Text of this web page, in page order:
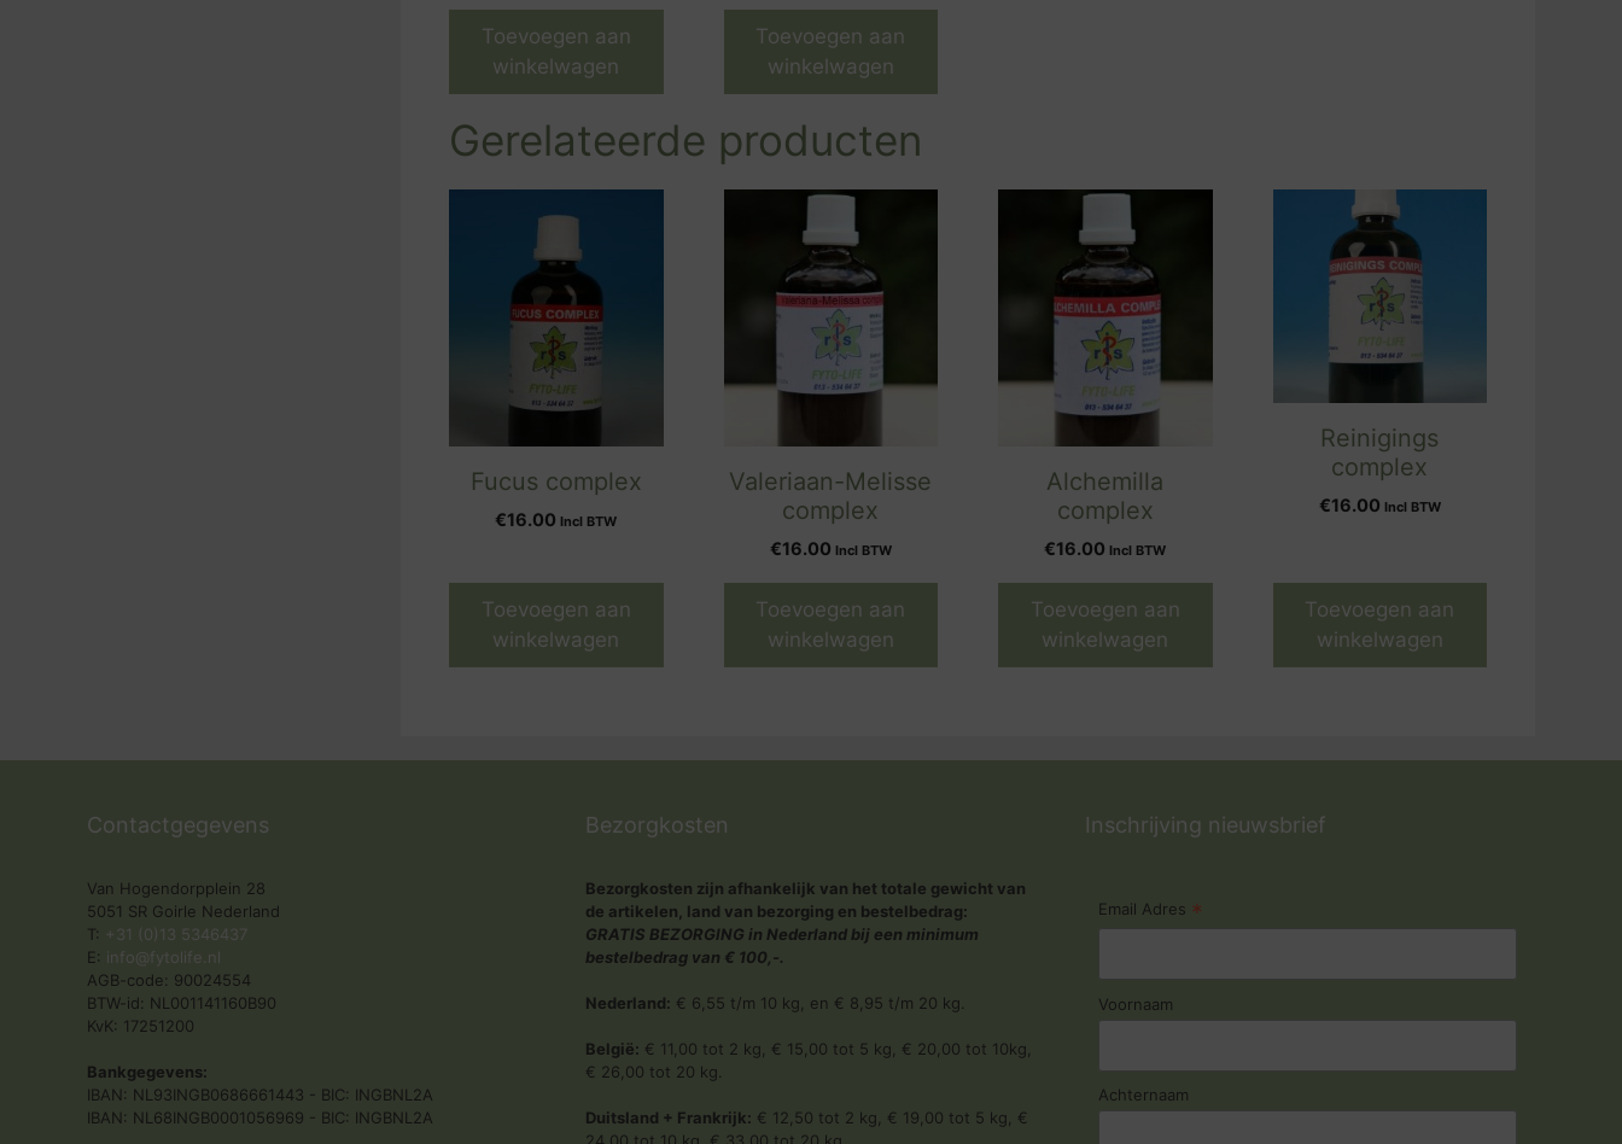
Toevoegen aan
winkelwagen
Toevoegen aan
winkelwagen
Gerelateerde producten
Fucus complex
€16.00 Incl BTW
Toevoegen aan
winkelwagen
Valeriaan-Melisse
complex
€16.00 Incl BTW
Toevoegen aan
winkelwagen
Alchemilla
complex
€16.00 Incl BTW
Toevoegen aan
winkelwagen
Reinigings
complex
€16.00 Incl BTW
Toevoegen aan
winkelwagen
Contactgegevens
Van Hogendorpplein 28
5051 SR Goirle Nederland
T: +31 (0)13 5346437
E: info@fytolife.nl
AGB-code: 90024554
BTW-id: NL001141160B90
KvK: 17251200
Bankgegevens:
IBAN: NL93INGB0686661443 - BIC: INGBNL2A
IBAN: NL68INGB0001056969 - BIC: INGBNL2A
Bezorgkosten
Bezorgkosten zijn afhankelijk van het totale gewicht van
de artikelen, land van bezorging en bestelbedrag:
GRATIS BEZORGING in Nederland bij een minimum
bestelbedrag van € 100,-.
Nederland: € 6,55 t/m 10 kg, en € 8,95 t/m 20 kg.
België: € 11,00 tot 2 kg, € 15,00 tot 5 kg, € 20,00 tot 10kg,
€ 26,00 tot 20 kg.
Duitsland + Frankrijk: € 12,50 tot 2 kg, € 19,00 tot 5 kg, €
24,00 tot 10 kg, € 33,00 tot 20 kg,
Inschrijving nieuwsbrief
Email Adres *
Voornaam
Achternaam